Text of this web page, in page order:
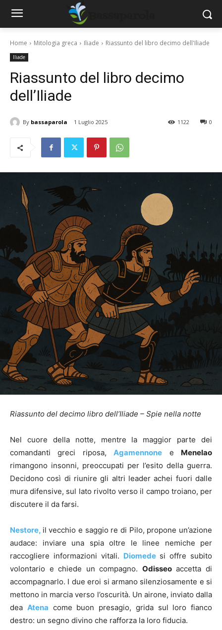
Home Mitologia greca Iliade Riassunto del libro decimo dell'Iliade
Iliade
Riassunto del libro decimo
dell’Iliade
By bassaparola 1 Luglio 2025 0
1122
Riassunto del decimo libro dell’Iliade – Spie nella notte
Nel cuore della notte, mentre la maggior parte dei
comandanti greci riposa,Agamennone e Menelao
rimangono insonni, preoccupati per l’esito della guerra.
Decidono così di riunire gli altri leader achei fuori dalle
mura difensive, sul lato rivolto verso il campo troiano, per
discutere il da farsi.
Nestore, il vecchio e saggio re di Pilo, propone un’azione
audace: inviare una spia oltre le linee nemiche per
raccogliere informazioni vitali. Diomede si offre subito
volontario e chiede un compagno. Odisseoaccetta di
accompagnarlo. I due eroi si armano silenziosamente e si
mettono in marcia verso l’oscurità. Un airone, inviato dalla
dea Atena come buon presagio, grida sul loro fianco
destro: un segno divino che rafforza la loro fiducia.